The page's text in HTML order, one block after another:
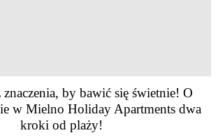
znaczenia, by bawić się świetnie! O
w Mielno Holiday Apartments dwa
kroki od plaży!